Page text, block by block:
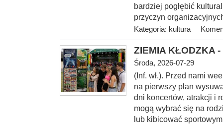
bardziej pogłębić
przyczyn
Kategoria: kultura
ZIEMIA KŁODZKA
Środa, 2026-07-29
(Inf. wł.). Przed nami
na pierwszy plan
dni koncertów, atrakcji i
mogą wybrać się na
lub kibicować